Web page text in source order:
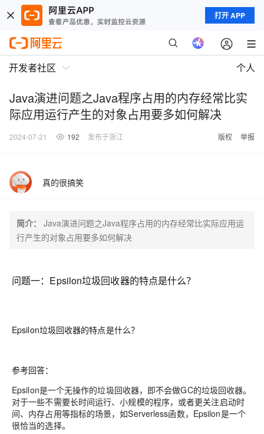
打开 APP
开发者社区 个人
Java演进问题之Java程序占用的内存经常比实
际应用运行产生的对象占用要多如何解决
2024-07-21 192 发布于浙江 版权 举报
真的很搞笑
简介：
Java演进问题之Java程序占用的内存经常比实际应用运
行产生的对象占用要多如何解决
问题一：Epsilon垃圾回收器的特点是什么？
Epsilon垃圾回收器的特点是什么？
参考回答：
Epsilon是一个无操作的垃圾回收器，即不会做GC的垃圾回收器。
对于一些不需要长时间运行、小规模的程序，或者更关注启动时
间、内存占用等指标的场景，如Serverless函数，Epsilon是一个
很恰当的选择。